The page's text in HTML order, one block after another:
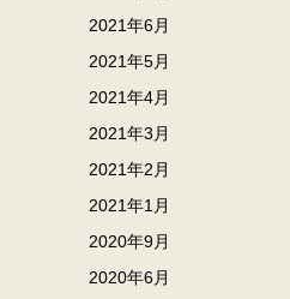
2021年6月
2021年5月
2021年4月
2021年3月
2021年2月
2021年1月
2020年9月
2020年6月